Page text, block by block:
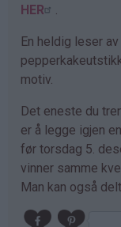
HER
.
En heldig leser
motiv.
Det eneste du
er å legge igjen
før torsdag 5.
vinner samme
Man kan også